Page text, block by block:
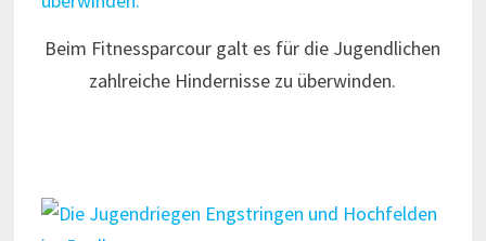
Beim Fitnessparcour galt es für die Jugendlichen
zahlreiche Hindernisse zu überwinden.